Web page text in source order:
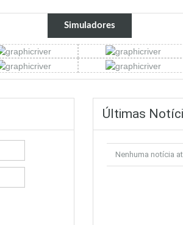
Simuladores
Últimas
Nenhuma notícia